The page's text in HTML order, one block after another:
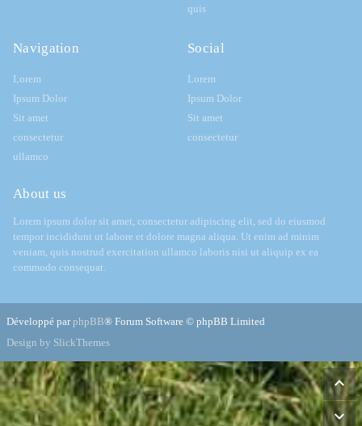
quis
Navigation
Lorem
Ipsum Dolor
Sit amet
consectetur
ullamco
Social
Lorem
Ipsum Dolor
Sit amet
consectetur
About us
Lorem ipsum dolor sit amet, consectetur adipiscing elit, sed do eiusmod
tempor incididunt ut labore et dolore magna aliqua. Ut enim ad minim
veniam, quis nostrud exercitation ullamco laboris nisi ut aliquip ex ea
commodo consequat.
Développé parphpBB® Forum Software © phpBB Limited
Design by SlickThemes